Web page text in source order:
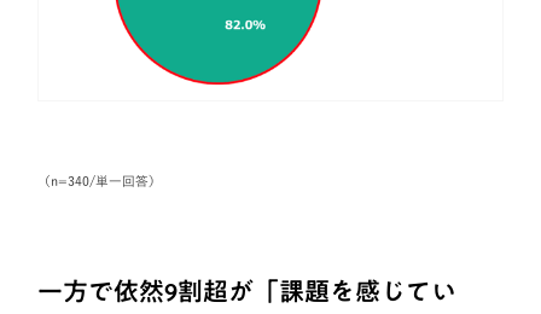
（n=340/単一回答）
一方で依然9割超が「課題を感じてい